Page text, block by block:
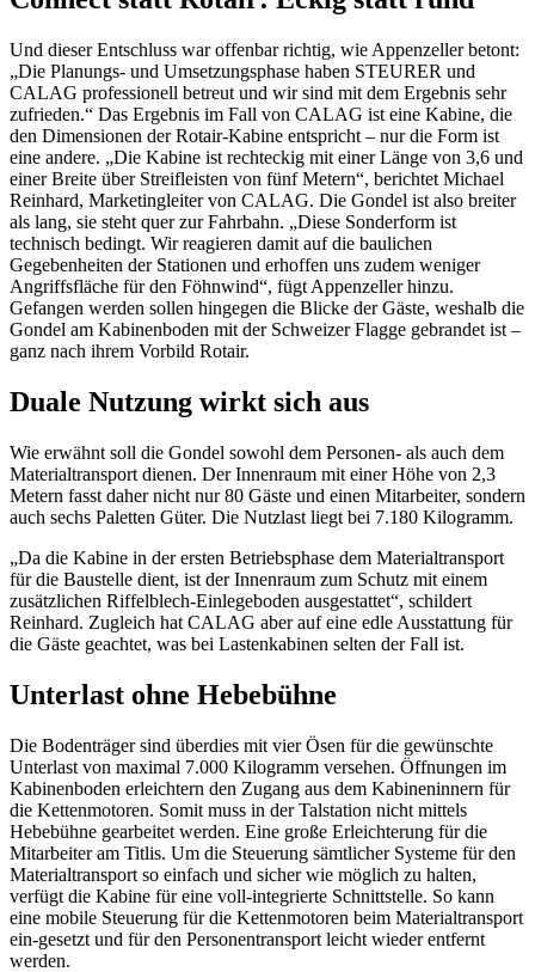
Und dieser Entschluss war offenbar richtig, wie Appenzeller betont:
„Die Planungs- und Umsetzungsphase haben STEURER und
CALAG professionell betreut und wir sind mit dem Ergebnis sehr
zufrieden.“ Das Ergebnis im Fall von CALAG ist eine Kabine, die
den Dimensionen der Rotair-Kabine entspricht – nur die Form ist
eine andere. „Die Kabine ist rechteckig mit einer Länge von 3,6 und
einer Breite über Streifleisten von fünf Metern“, berichtet Michael
Reinhard, Marketingleiter von CALAG. Die Gondel ist also breiter
als lang, sie steht quer zur Fahrbahn. „Diese Sonderform ist
technisch bedingt. Wir reagieren damit auf die baulichen
Gegebenheiten der Stationen und erhoffen uns zudem weniger
Angriffsfläche für den Föhnwind“, fügt Appenzeller hinzu.
Gefangen werden sollen hingegen die Blicke der Gäste, weshalb die
Gondel am Kabinenboden mit der Schweizer Flagge gebrandet ist –
ganz nach ihrem Vorbild Rotair.
Duale Nutzung wirkt sich aus
Wie erwähnt soll die Gondel sowohl dem Personen- als auch dem
Materialtransport dienen. Der Innenraum mit einer Höhe von 2,3
Metern fasst daher nicht nur 80 Gäste und einen Mitarbeiter, sondern
auch sechs Paletten Güter. Die Nutzlast liegt bei 7.180 Kilogramm.
„Da die Kabine in der ersten Betriebsphase dem Materialtransport
für die Baustelle dient, ist der Innenraum zum Schutz mit einem
zusätzlichen Riffelblech-Einlegeboden ausgestattet“, schildert
Reinhard. Zugleich hat CALAG aber auf eine edle Ausstattung für
die Gäste geachtet, was bei Lastenkabinen selten der Fall ist.
Unterlast ohne Hebebühne
Die Bodenträger sind überdies mit vier Ösen für die gewünschte
Unterlast von maximal 7.000 Kilogramm versehen. Öffnungen im
Kabinenboden erleichtern den Zugang aus dem Kabineninnern für
die Kettenmotoren. Somit muss in der Talstation nicht mittels
Hebebühne gearbeitet werden. Eine große Erleichterung für die
Mitarbeiter am Titlis. Um die Steuerung sämtlicher Systeme für den
Materialtransport so einfach und sicher wie möglich zu halten,
verfügt die Kabine für eine voll-integrierte Schnittstelle. So kann
eine mobile Steuerung für die Kettenmotoren beim Materialtransport
ein-gesetzt und für den Personentransport leicht wieder entfernt
werden.